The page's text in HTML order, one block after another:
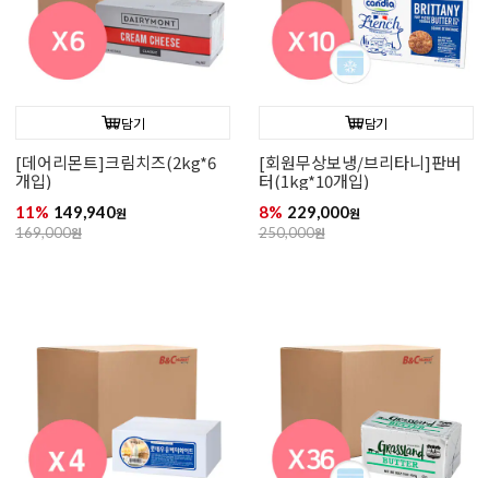
담기
[데어리몬트]크림치즈(2kg*6
개입)
11% 149,940원
169,000원
담기
[회원무상보냉/브리타니]판버
터(1kg*10개입)
8% 229,000원
250,000원